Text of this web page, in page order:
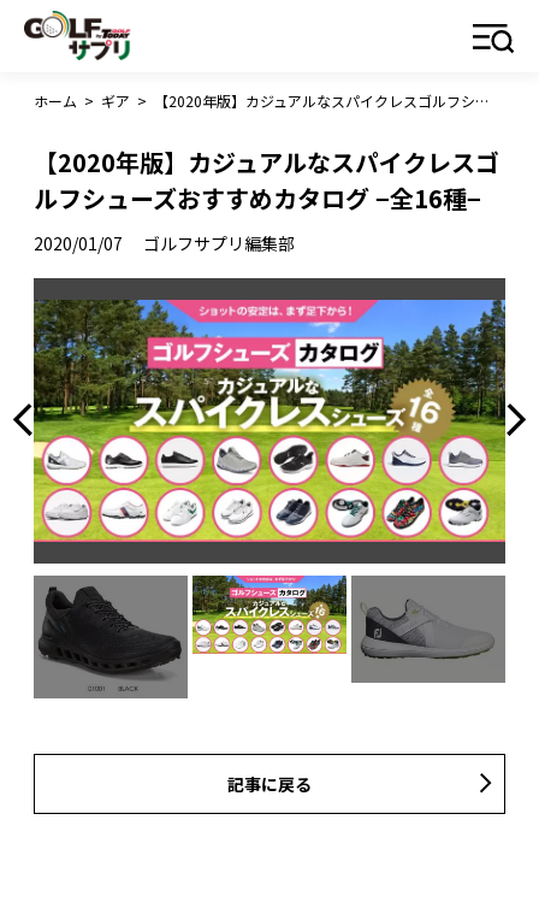
ホーム > ギア > 【2020年版】カジュアルなスパイクレスゴルフシューズおすすめカタログ −全16種−
【2020年版】カジュアルなスパイクレスゴ
ルフシューズおすすめカタログ −全16種−
2020/01/07 ゴルフサプリ編集部
記事に戻る